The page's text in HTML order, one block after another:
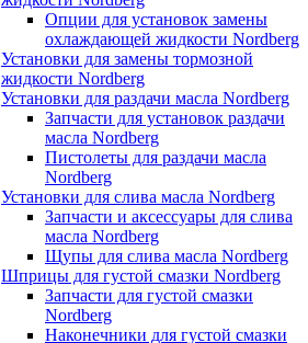
Опции для установок замены
охлаждающей жидкости Nordberg
Установки для замены тормозной
жидкости Nordberg
Установки для раздачи масла Nordberg
Запчасти для установок раздачи
масла Nordberg
Пистолеты для раздачи масла
Nordberg
Установки для слива масла Nordberg
Запчасти и аксессуары для слива
масла Nordberg
Щупы для слива масла Nordberg
Шприцы для густой смазки Nordberg
Запчасти для густой смазки
Nordberg
Наконечники для густой смазки